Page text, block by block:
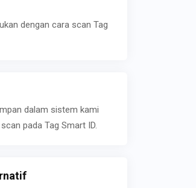
dengan cara scan Tag
dalam sistem kami
pada Tag Smart ID.